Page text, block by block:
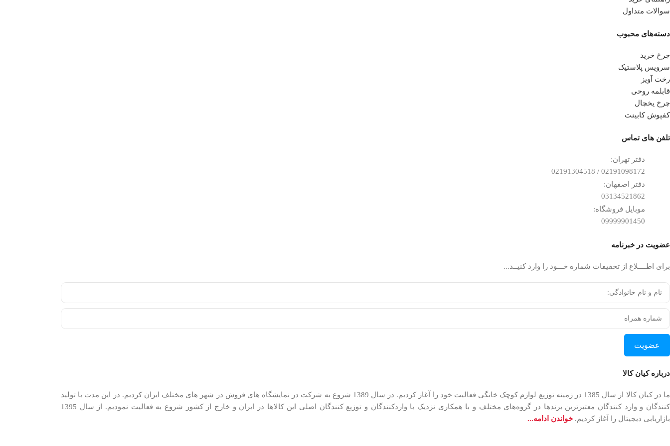
سوالات متداول
دسته‌های محبوب
چرخ خرید
سرویس پلاستیک
رخت آویز
قابلمه روحی
چرخ یخچال
کفپوش کابینت
تلفن ‌های تماس
دفتر تهران:
02191098172 / 02191304518
دفتر اصفهان:
03134521862
موبایل فروشگاه:
09999901450
عضویت در خبرنامه
برای اطــــلاع از تخفیفات شماره خـــود را وارد کنیــد...
عضویت
درباره کیان کالا
ما در کیان کالا از سال 1385 در زمینه توزیع لوازم کوچک خانگی فعالیت خود را آغاز کردیم. در سال 1389 شروع به شرکت در نمایشگاه های فروش در شهر های مختلف ایران کردیم. در اين مدت با توليد
كنندگان و وارد كنندگان معتبرترین برندها در گروه‌‏های مختلف و با همکاری نزدیک با وارد‏کنندگان و توزیع‏ کنندگان اصلی این کالاها در ایران و خارج از کشور شروع به فعاليت نمودیم. از سال 1395
بازاریابی دیجیتال را آغاز کردیم. خواندن ادامه...